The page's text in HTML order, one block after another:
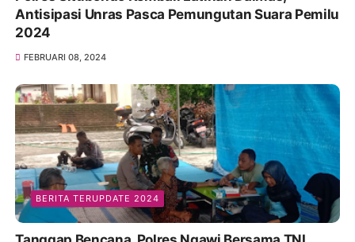
MARET 11, 2023
BERITA TERUPDATE 2024
Polres Situbondo Kembali Latihan Dalmas,
Antisipasi Unras Pasca Pemungutan Suara Pemilu
2024